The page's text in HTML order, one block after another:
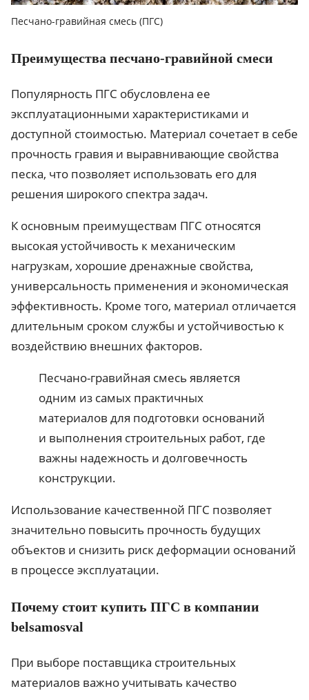
Песчано-гравийная смесь (ПГС)
Преимущества песчано-гравийной смеси
Популярность ПГС обусловлена ее
эксплуатационными характеристиками и
доступной стоимостью. Материал сочетает в себе
прочность гравия и выравнивающие свойства
песка, что позволяет использовать его для
решения широкого спектра задач.
К основным преимуществам ПГС относятся
высокая устойчивость к механическим
нагрузкам, хорошие дренажные свойства,
универсальность применения и экономическая
эффективность. Кроме того, материал отличается
длительным сроком службы и устойчивостью к
воздействию внешних факторов.
Песчано-гравийная смесь является
одним из самых практичных
материалов для подготовки оснований
и выполнения строительных работ, где
важны надежность и долговечность
конструкции.
Использование качественной ПГС позволяет
значительно повысить прочность будущих
объектов и снизить риск деформации оснований
в процессе эксплуатации.
Почему стоит купить ПГС в компании
belsamosval
При выборе поставщика строительных
материалов важно учитывать качество